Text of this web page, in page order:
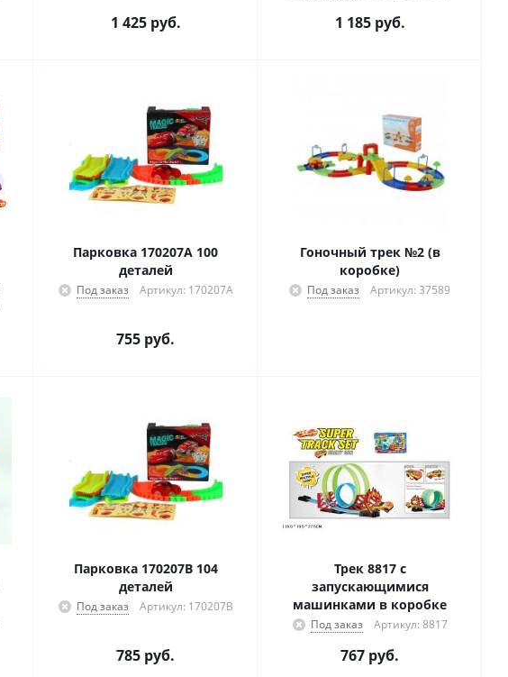
1 425руб. 1 185руб.
Парковка 170207А 100
деталей
Под заказ Артикул: 170207А
755 руб.
Гоночный трек №2 (в
коробке)
Под заказ Артикул: 37589
Парковка 170207В 104
деталей
Под заказ Артикул: 170207В
785 руб.
Трек 8817 с
запускающимися
машинками в коробке
Под заказ Артикул: 8817
767 руб.